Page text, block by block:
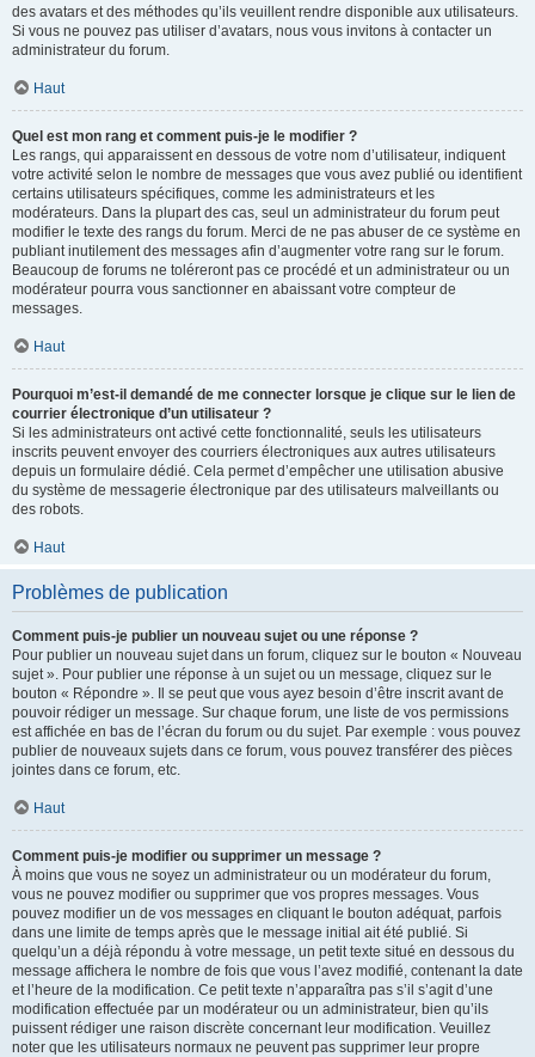
des avatars et des méthodes qu’ils veuillent rendre disponible aux utilisateurs.
Si vous ne pouvez pas utiliser d’avatars, nous vous invitons à contacter un
administrateur du forum.
Haut
Quel est mon rang et comment puis-je le modifier ?
Les rangs, qui apparaissent en dessous de votre nom d’utilisateur, indiquent
votre activité selon le nombre de messages que vous avez publié ou identifient
certains utilisateurs spécifiques, comme les administrateurs et les
modérateurs. Dans la plupart des cas, seul un administrateur du forum peut
modifier le texte des rangs du forum. Merci de ne pas abuser de ce système en
publiant inutilement des messages afin d’augmenter votre rang sur le forum.
Beaucoup de forums ne toléreront pas ce procédé et un administrateur ou un
modérateur pourra vous sanctionner en abaissant votre compteur de
messages.
Haut
Pourquoi m’est-il demandé de me connecter lorsque je clique sur le lien de
courrier électronique d’un utilisateur ?
Si les administrateurs ont activé cette fonctionnalité, seuls les utilisateurs
inscrits peuvent envoyer des courriers électroniques aux autres utilisateurs
depuis un formulaire dédié. Cela permet d’empêcher une utilisation abusive
du système de messagerie électronique par des utilisateurs malveillants ou
des robots.
Haut
Problèmes de publication
Comment puis-je publier un nouveau sujet ou une réponse ?
Pour publier un nouveau sujet dans un forum, cliquez sur le bouton « Nouveau
sujet ». Pour publier une réponse à un sujet ou un message, cliquez sur le
bouton « Répondre ». Il se peut que vous ayez besoin d’être inscrit avant de
pouvoir rédiger un message. Sur chaque forum, une liste de vos permissions
est affichée en bas de l’écran du forum ou du sujet. Par exemple : vous pouvez
publier de nouveaux sujets dans ce forum, vous pouvez transférer des pièces
jointes dans ce forum, etc.
Haut
Comment puis-je modifier ou supprimer un message ?
À moins que vous ne soyez un administrateur ou un modérateur du forum,
vous ne pouvez modifier ou supprimer que vos propres messages. Vous
pouvez modifier un de vos messages en cliquant le bouton adéquat, parfois
dans une limite de temps après que le message initial ait été publié. Si
quelqu’un a déjà répondu à votre message, un petit texte situé en dessous du
message affichera le nombre de fois que vous l’avez modifié, contenant la date
et l’heure de la modification. Ce petit texte n’apparaîtra pas s’il s’agit d’une
modification effectuée par un modérateur ou un administrateur, bien qu’ils
puissent rédiger une raison discrète concernant leur modification. Veuillez
noter que les utilisateurs normaux ne peuvent pas supprimer leur propre